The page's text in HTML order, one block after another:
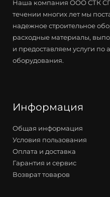
Наша компания ООО СТК
течении многих лет мы
надежное строительное
расходные материалы,
и предоставляем услуги
оборудования.
Информация
Общая информация
Условия пользования
Оплата и доставка
Гарантия и сервис
Возврат товаров